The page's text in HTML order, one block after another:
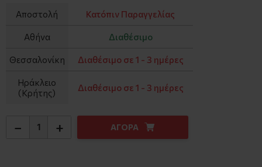
Αποστολή Κατόπιν Παραγγελίας
Αθήνα Διαθέσιμο
Θεσσαλονίκη Διαθέσιμο σε 1 - 3 ημέρες
Ηράκλειο
(Κρήτης)
Διαθέσιμο σε 1 - 3 ημέρες
− + ΑΓΟΡΑ